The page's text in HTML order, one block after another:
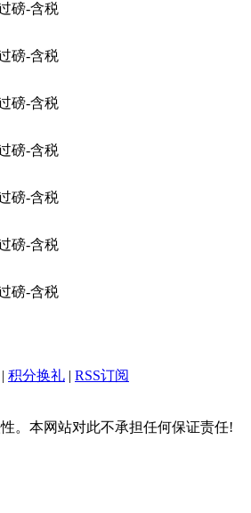
磅-含税
磅-含税
磅-含税
磅-含税
磅-含税
磅-含税
磅-含税
积分换礼 RSS订阅
。本网站对此不承担任何保证责任!